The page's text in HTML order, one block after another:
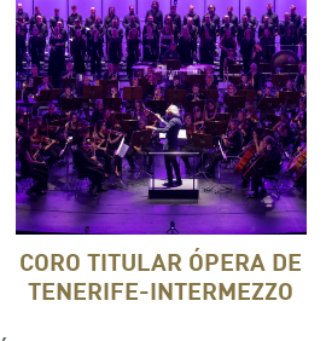
CORO TITULAR ÓPERA DE
TENERIFE-INTERMEZZO